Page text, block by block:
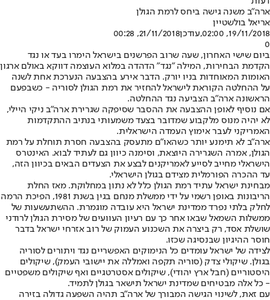
ארה"ב משנה גישה ביחס לרמת הגולן
אריאל בולשטיין
19/11/2018, 02:00
,עודכן21/11/2018, 00:28
0
ביום שישי האחרון, שעה שרוב הפרשנים בישראל הימרו בעד או נגד
הקדמת הבחירות, המילה "נגד" הדהדה במלוא העוצמה דווקא באולם ארגון
האומות המאוחדות בניו יורק. הדבר אירע בהצבעה הנערכת אחת לשנה
על ההחלטה הקוראת לישראל להחזיר את רמת הגולן לסוריה - כשבפעם
הראשונה ארה"ב הצביעה נגד ההחלטה.
אם נוסיף לאופן ההצבעה את ההסבר שסיפקה שגרירת ארה"ב ניקי היילי,
לא יהיה מנוס מלקבוע שמדובר בצעד משמעותי בנתיב ההתקדמות
האמריקני לעבר אימוץ העמדה הישראלית.
ארה"ב לא תימנע יותר כשהאו"ם מתעסק בהצבעה חסרת תוחלת על רמת
הגולן, אמרה השגרירה היוצאת, וסימנה כיוון גם לעתיד לבוא. האינטרס
הישראלי מחייב לסייע לאמריקנים לבצע את הצעדים הבאים בכיוון הזה,
עד ההכרה הפורמלית מצידם בגולן הישראלי.
מבחינת ישראל עתיד רמת הגולן כלל לא נתון במחלוקת. מאז החלת
הריבונות באופן רשמי על ידי ממשלת מנחם בגין בשנת 1981, הפיכת הרמה
לחלק בלתי נפרד ממדינת ישראל היא עובדה מוגמרת. ההשתעשעות של
ממשלות השמאל שבאו אחר כך עם רעיון העוועים של מסירת הגולן לרודני
שושלת אסד, רק ביצרה את השכנוע העמוק של רוב אזרחי ישראל בדבר
חוסר ההיגיון שבנסיגה שכזו.
לצידה של ישראל עומדים כל הנימוקים האפשריים נגד ויתורים לסוריה
בגולן. שיקולי צדק (סוריה תקפה ואמללה את יישובי העמק), שיקולים
היסטוריים (חבל ארץ יהודי), שיקולים אסטרטגיים ואף שיקולים משפטיים
- כל אלה מבטיחים שמדינת ישראל תישאר בגולן לתמיד.
עם זאת, לשינוי הגישה המבורך של ארה"ב תהיה השפעה גדולה בזירה